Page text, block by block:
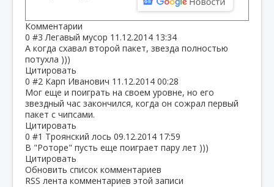
Комментарии
0 #3 Легавый мусор 11.12.2014 13:34
А когда схавал второй пакет, звезда полностью
потухла )))
Цитировать
0 #2 Карп Иванович 11.12.2014 00:28
Мог еще и поиграть на своем уровне, но его
звездный час закончился, когда он сожрал первый
пакет с чипсами.
Цитировать
0 #1 Троянский лось 09.12.2014 17:59
В "Роторе" пусть еще поиграет пару лет )))
Цитировать
Обновить список комментариев
RSS лента комментариев этой записи